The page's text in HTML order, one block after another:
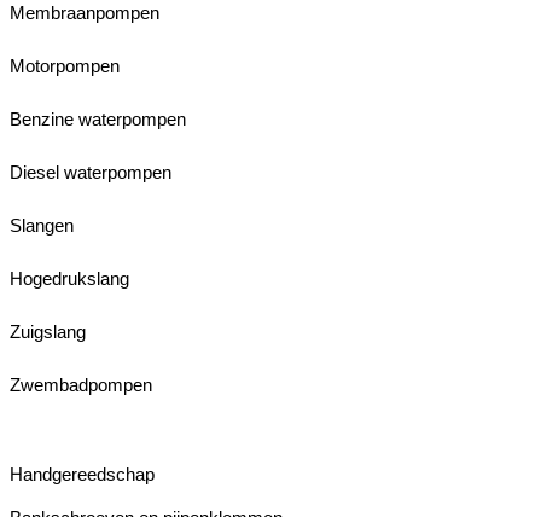
Membraanpompen
Motorpompen
Benzine waterpompen
Diesel waterpompen
Slangen
Hogedrukslang
Zuigslang
Zwembadpompen
Handgereedschap